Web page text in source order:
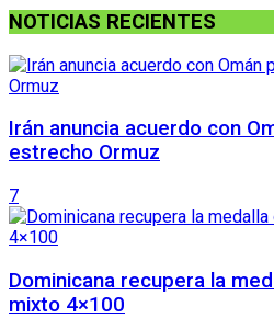
NOTICIAS RECIENTES
Irán anuncia acuerdo con
estrecho Ormuz
7
Dominicana recupera la
mixto 4×100